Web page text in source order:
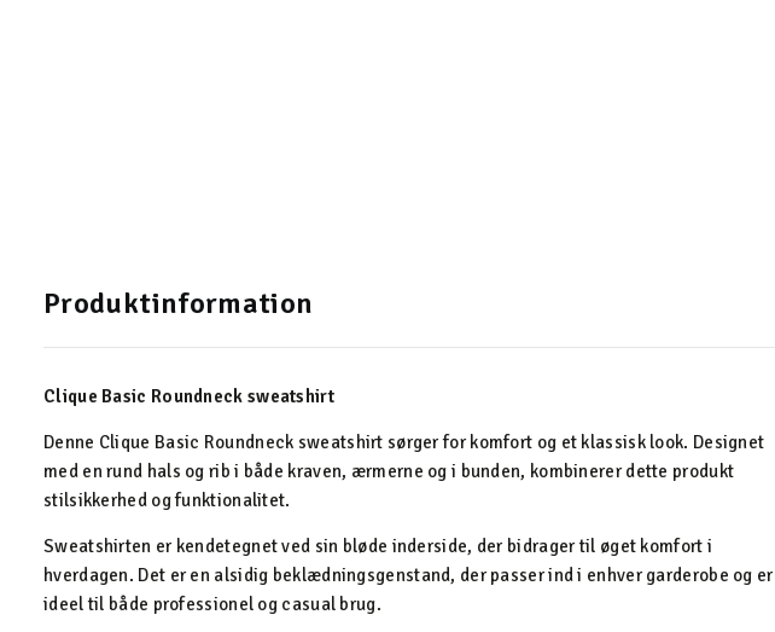
Produktinformation
Clique Basic Roundneck sweatshirt
Denne Clique Basic Roundneck sweatshirt sørger for komfort og et klassisk look. Designet
med en rund hals og rib i både kraven, ærmerne og i bunden, kombinerer dette produkt
stilsikkerhed og funktionalitet.
Sweatshirten er kendetegnet ved sin bløde inderside, der bidrager til øget komfort i
hverdagen. Det er en alsidig beklædningsgenstand, der passer ind i enhver garderobe og er
ideel til både professionel og casual brug.